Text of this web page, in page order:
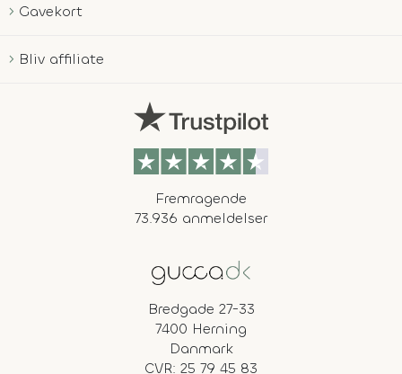
Gavekort
Bliv affiliate
Fremragende
73.936 anmeldelser
Bredgade 27-33
7400 Herning
Danmark
CVR: 25 79 45 83